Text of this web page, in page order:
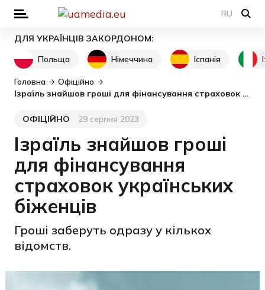
RU
ДЛЯ УКРАЇНЦІВ ЗАКОРДОНОМ:
Польща
Німеччина Іспанія
Головна
Офіційно
Ізраїль знайшов гроші для фінансування страховок українських біженців
Категорія
ОФІЦІЙНО
Дата публікації29 серпня 2023
Ізраїль знайшов гроші
для фінансування
страховок українських
біженців
Гроші заберуть одразу у кількох
відомств.